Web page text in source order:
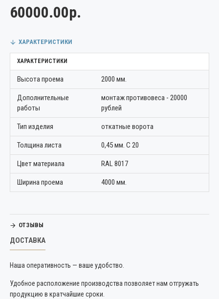
60000.00р.
ХАРАКТЕРИСТИКИ
ХАРАКТЕРИСТИКИ
Высота проема 2000 мм.
Дополнительные
работы
монтаж противовеса - 20000
рублей
Тип изделия откатные ворота
Толщина листа 0,45 мм. С 20
Цвет материала RAL 8017
Ширина проема 4000 мм.
ОТЗЫВЫ
ДОСТАВКА
Наша оперативность — ваше удобство.
Удобное расположение производства позволяет нам отгружать
продукцию в кратчайшие сроки.